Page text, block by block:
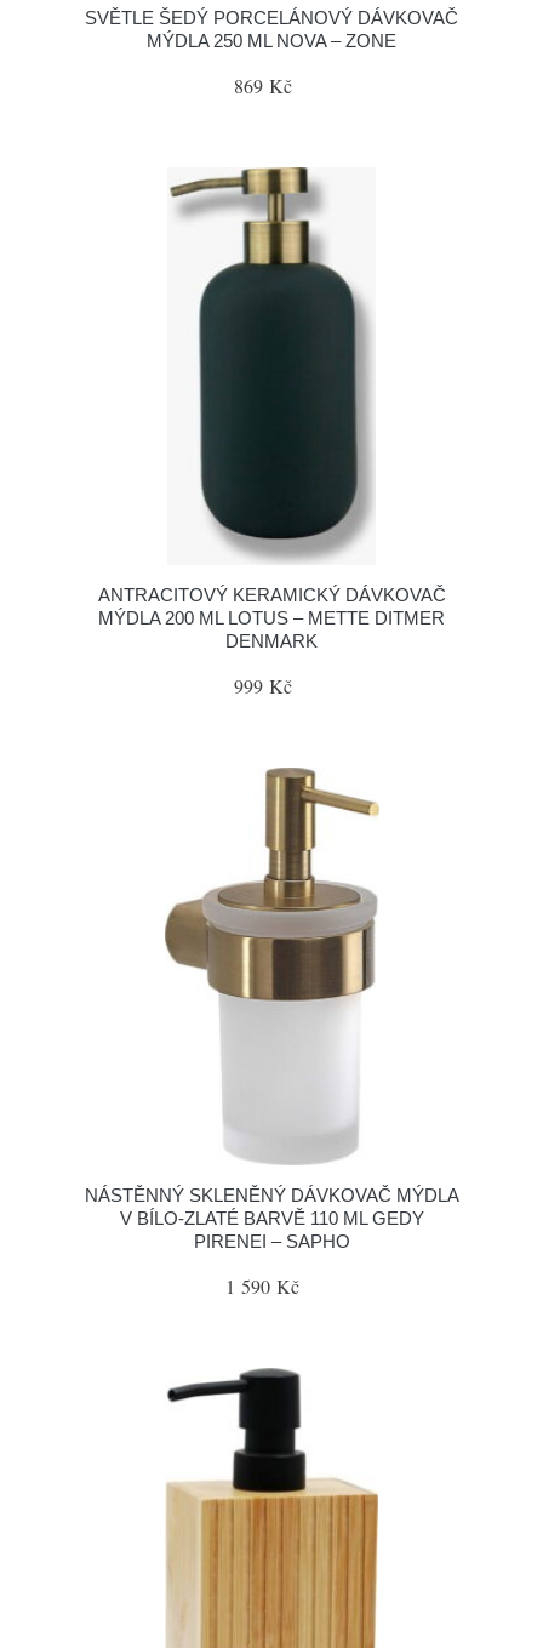
SVĚTLE ŠEDÝ PORCELÁNOVÝ DÁVKOVAČ
MÝDLA 250 ML NOVA – ZONE
869 Kč
ANTRACITOVÝ KERAMICKÝ DÁVKOVAČ
MÝDLA 200 ML LOTUS – METTE DITMER
DENMARK
999 Kč
NÁSTĚNNÝ SKLENĚNÝ DÁVKOVAČ MÝDLA
V BÍLO-ZLATÉ BARVĚ 110 ML GEDY
PIRENEI – SAPHO
1 590 Kč